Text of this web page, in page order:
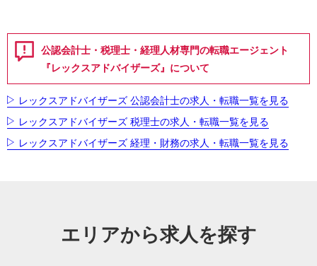
公認会計士・税理士・経理人材専門の転職エージェント
『レックスアドバイザーズ』について
レックスアドバイザーズ 公認会計士の求人・転職一覧を見る
レックスアドバイザーズ 税理士の求人・転職一覧を見る
レックスアドバイザーズ 経理・財務の求人・転職一覧を見る
エリアから求人を探す